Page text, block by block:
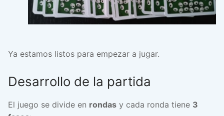
Ya estamos listos para empezar a jugar.
Desarrollo de la partida
El juego se divide en rondas y cada ronda tiene 3